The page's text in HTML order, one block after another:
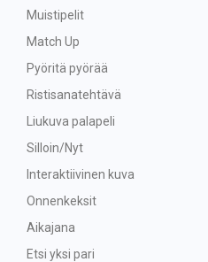
Muistipelit
Match Up
Pyöritä pyörää
Ristisanatehtävä
Liukuva palapeli
Silloin/Nyt
Interaktiivinen kuva
Onnenkeksit
Aikajana
Etsi yksi pari